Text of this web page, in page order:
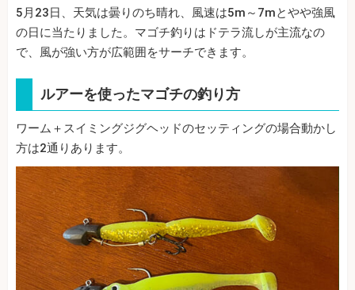
5月23日、天気は曇りのち晴れ、風速は5m～7mとやや強風
の日に当たりました。マゴチ釣りはドテラ流しが主流なの
で、風が強い方が広範囲をサーチできます。
ルアーを使ったマゴチの釣り方
ワーム＋スイミングジグヘッドのセッティングの場合動かし
方は2通りあります。